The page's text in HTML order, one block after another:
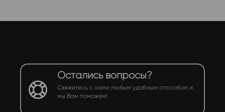
Остались вопросы?
Свяжитесь с нами любым удобным способом и
мы Вам поможем!